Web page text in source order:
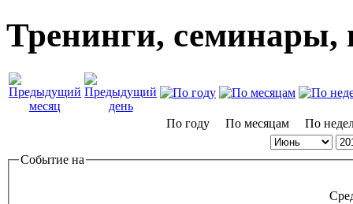
Тренинги, семинары,
По году По месяцам По
Событие на